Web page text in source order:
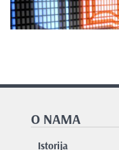
O NAMA
Istorija